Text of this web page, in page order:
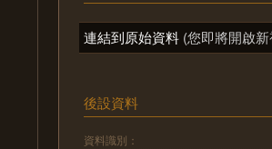
連結到原始資料 (您即將開啟
後設資料
資料識別：